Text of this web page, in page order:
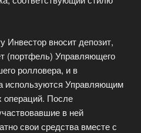
вносит депозит,
(портфель) Управляющего
ролловера, и в
используются Управляющим
операций. После
в ней
свои средства вместе с